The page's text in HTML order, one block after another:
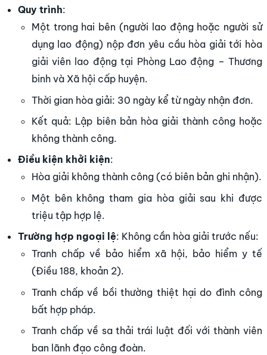
Quy trình:
Một trong hai bên (người lao động hoặc người sử
dụng lao động) nộp đơn yêu cầu hòa giải tới hòa
giải viên lao động tại Phòng Lao động – Thương
binh và Xã hội cấp huyện.
Thời gian hòa giải: 30 ngày kể từ ngày nhận đơn.
Kết quả: Lập biên bản hòa giải thành công hoặc
không thành công.
Điều kiện khởi kiện:
Hòa giải không thành công (có biên bản ghi nhận).
Một bên không tham gia hòa giải sau khi được
triệu tập hợp lệ.
Trường hợp ngoại lệ: Không cần hòa giải trước nếu:
Tranh chấp về bảo hiểm xã hội, bảo hiểm y tế
(Điều 188, khoản 2).
Tranh chấp về bồi thường thiệt hại do đình công
bất hợp pháp.
Tranh chấp về sa thải trái luật đối với thành viên
ban lãnh đạo công đoàn.